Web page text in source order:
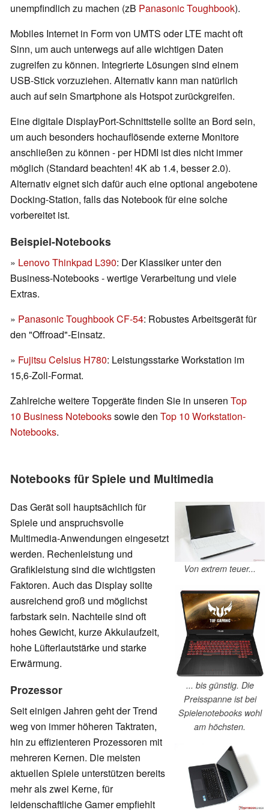
unempfindlich zu machen (zB Panasonic Toughbook).
Mobiles Internet in Form von UMTS oder LTE macht oft
Sinn, um auch unterwegs auf alle wichtigen Daten
zugreifen zu können. Integrierte Lösungen sind einem
USB-Stick vorzuziehen. Alternativ kann man natürlich
auch auf sein Smartphone als Hotspot zurückgreifen.
Eine digitale DisplayPort-Schnittstelle sollte an Bord sein,
um auch besonders hochauflösende externe Monitore
anschließen zu können - per HDMI ist dies nicht immer
möglich (Standard beachten! 4K ab 1.4, besser 2.0).
Alternativ eignet sich dafür auch eine optional angebotene
Docking-Station, falls das Notebook für eine solche
vorbereitet ist.
Beispiel-Notebooks
» Lenovo Thinkpad L390: Der Klassiker unter den
Business-Notebooks - wertige Verarbeitung und viele
Extras.
» Panasonic Toughbook CF-54: Robustes Arbeitsgerät für
den "Offroad"-Einsatz.
» Fujitsu Celsius H780: Leistungsstarke Workstation im
15,6-Zoll-Format.
Zahlreiche weitere Topgeräte finden Sie in unseren Top
10 Business Notebookssowie den Top 10 Workstation-
Notebooks.
Notebooks für Spiele und Multimedia
Von extrem teuer...
... bis günstig. Die
Preisspanne ist bei
Spielenotebooks wohl
am höchsten.
Das Gerät soll hauptsächlich für
Spiele und anspruchsvolle
Multimedia-Anwendungen eingesetzt
werden. Rechenleistung und
Grafikleistung sind die wichtigsten
Faktoren. Auch das Display sollte
ausreichend groß und möglichst
farbstark sein. Nachteile sind oft
hohes Gewicht, kurze Akkulaufzeit,
hohe Lüfterlautstärke und starke
Erwärmung.
Prozessor
Seit einigen Jahren geht der Trend
weg von immer höheren Taktraten,
hin zu effizienteren Prozessoren mit
mehreren Kernen. Die meisten
aktuellen Spiele unterstützen bereits
mehr als zwei Kerne, für
leidenschaftliche Gamer empfiehlt